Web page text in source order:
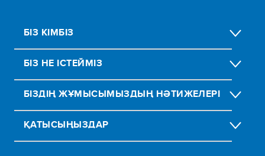
БІЗ КІМБІЗ
БІЗ НЕ ІСТЕЙМІЗ
БІЗДІҢ ЖҰМЫСЫМЫЗДЫҢ НӘТИЖЕЛЕРІ
ҚАТЫСЫҢЫЗДАР